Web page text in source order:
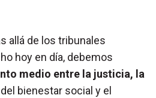
allá de los tribunales
hoy en día, debemos
medio entre la justicia, la
bienestar social y el